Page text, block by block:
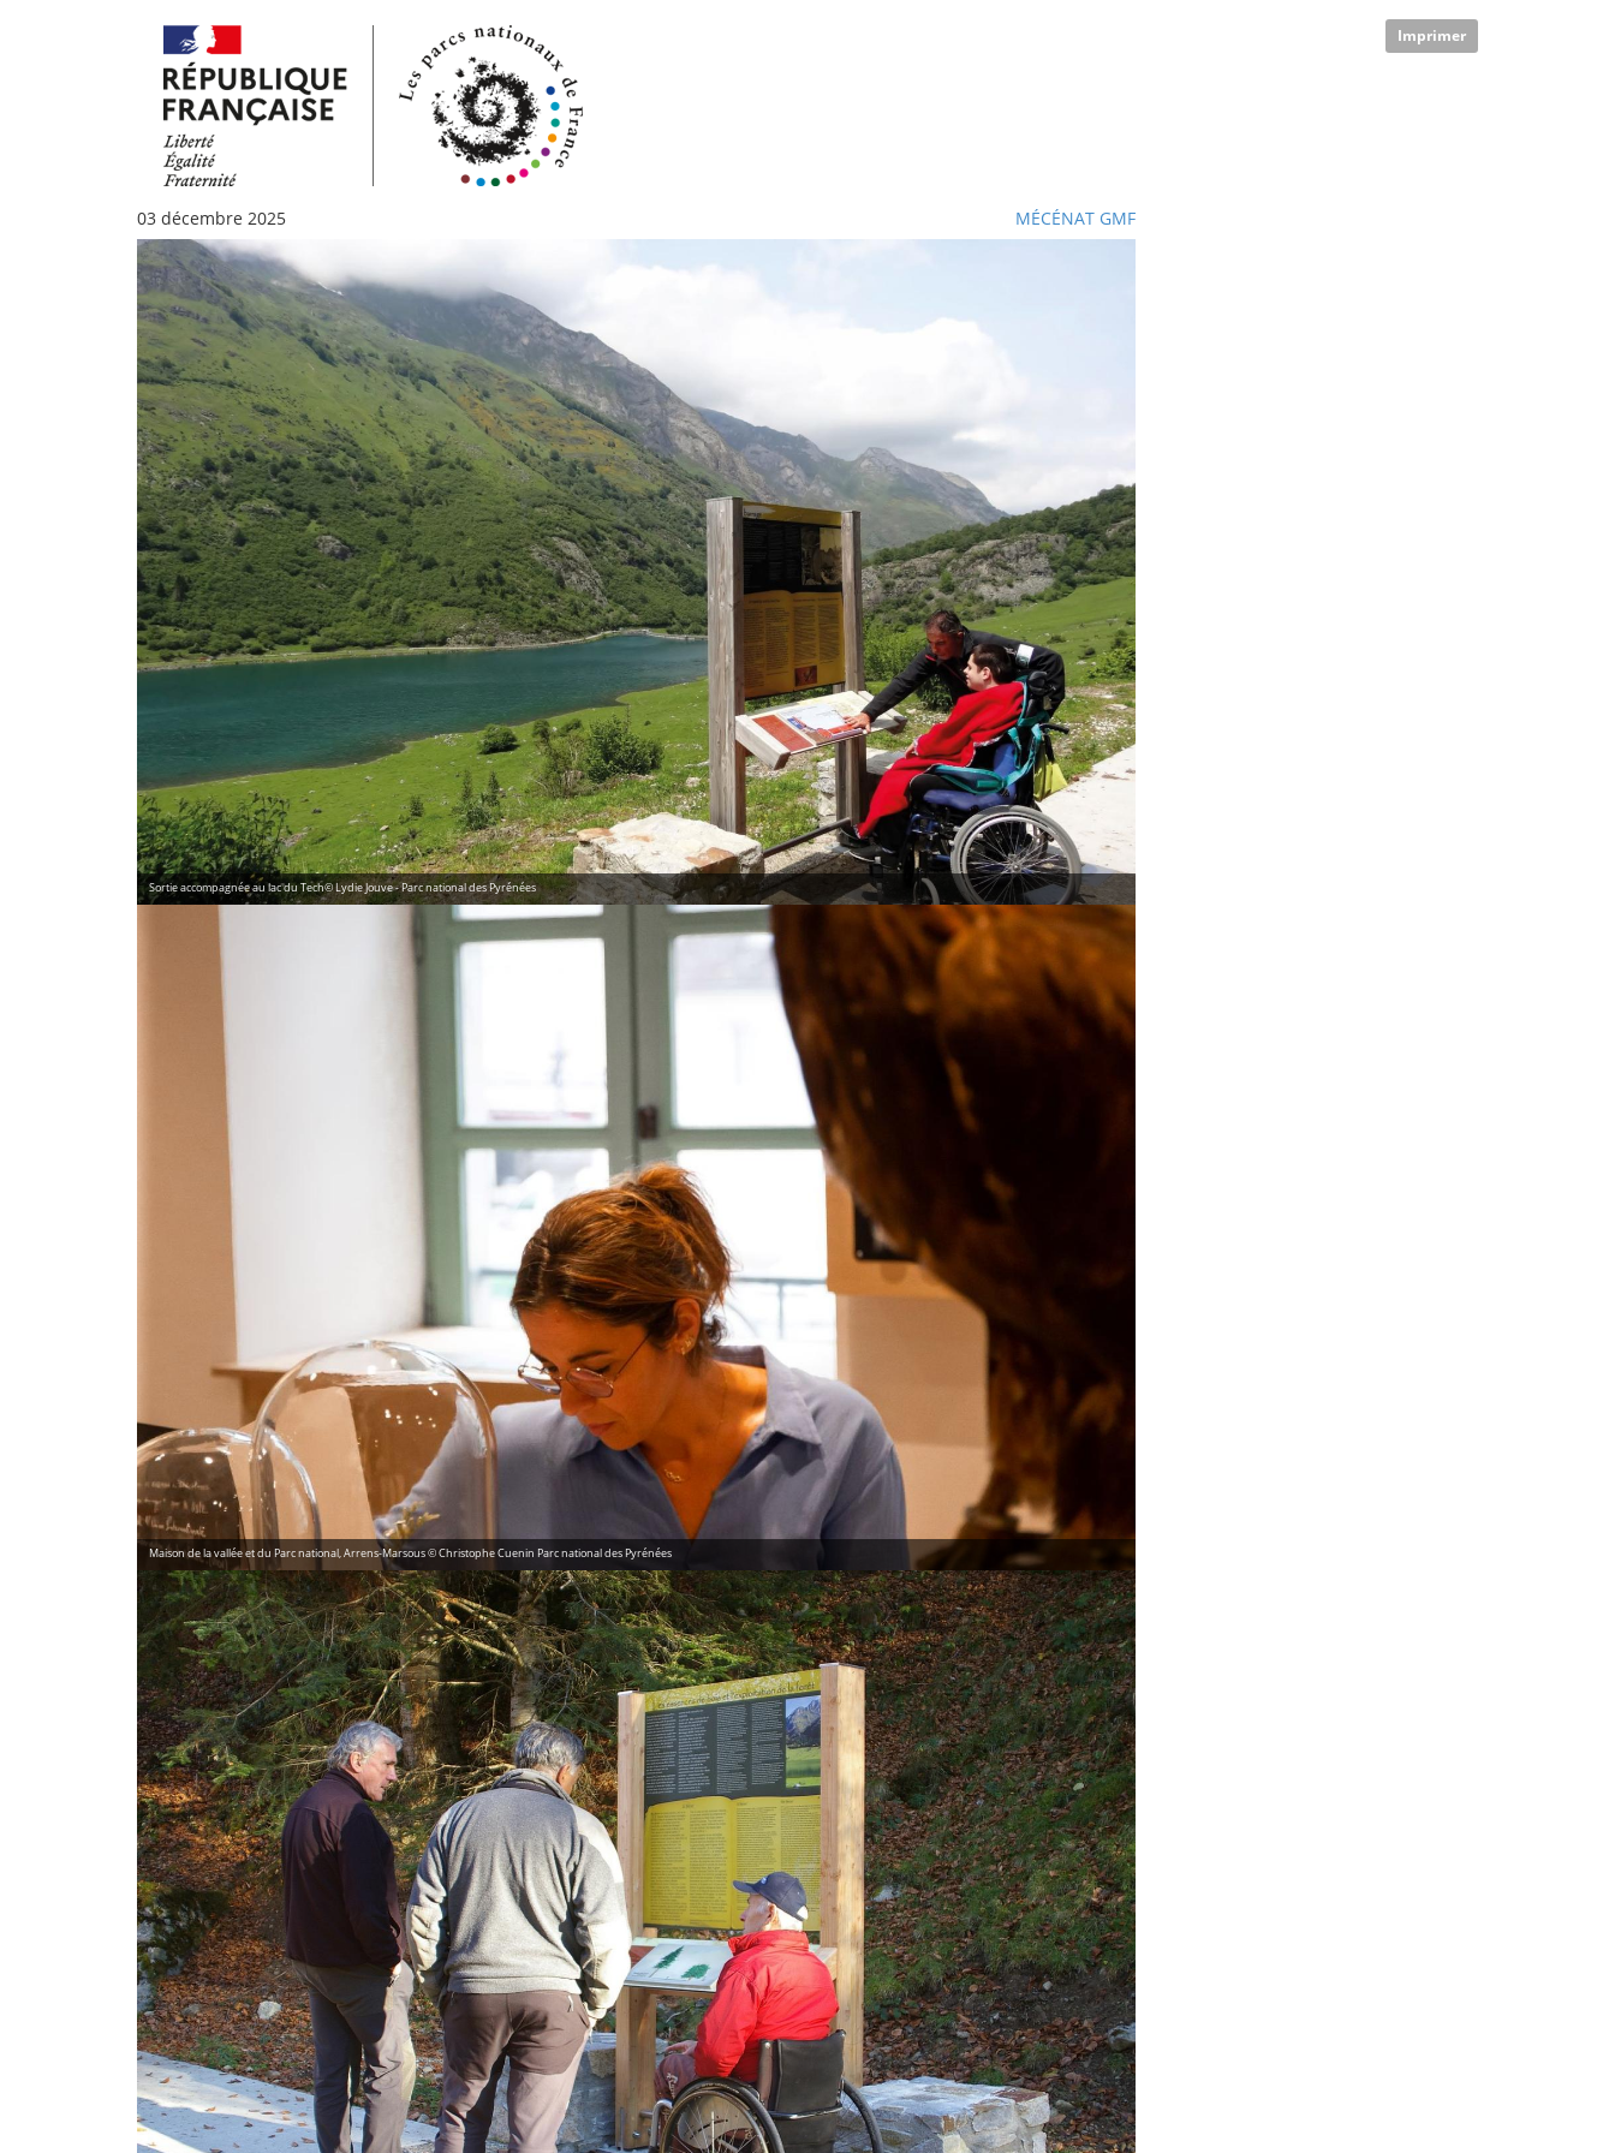
Imprimer
03 décembre 2025 MÉCÉNAT GMF
Sortie accompagnée au lac du Tech© Lydie Jouve - Parc national des Pyrénées
Maison de la vallée et du Parc national, Arrens-Marsous © Christophe Cuenin Parc national des Pyrénées